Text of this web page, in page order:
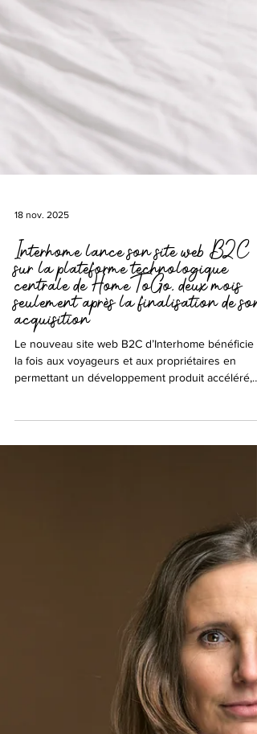
18 nov. 2025
sur la plateforme technologique
centrale de HomeToGo, deux mois
seulement après la finalisation de son
permettant un développement produit accéléré,
une plus grande flexibilité et une évolutivité
renforcée. Pour les voyageurs, cela se traduit par
plusieurs améliorations fonctionnelles et de
performance, notamment des résultats de
recherche élargis, une reconnaissance plus
précise des localisations et des cartes
affichant la disponibilité en temps réel.